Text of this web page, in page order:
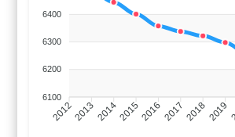
6400
6300
6200
6100
201220132014201520162017 20182019